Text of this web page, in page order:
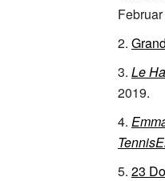
Le
2019.
23